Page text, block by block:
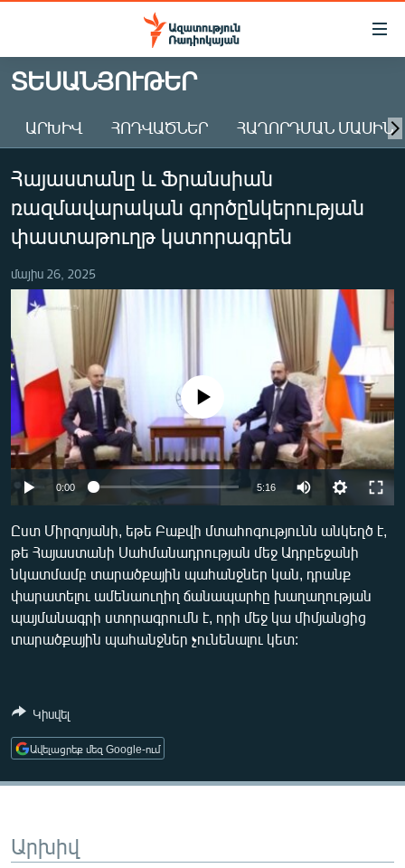
Մատչելիության
Անցնել
հիմնական
Անցնել
հիմնական
մենյուին
ԱԶԱՏՈՒԹՅՈՒՆ TV
ՀԱՅԱՍՏԱՆ
ԸՆՏՐՈՒԹՅՈՒՆՆԵՐ 2026
ԻՐԱՎՈՒՆՔ
ՏՆՏԵՍՈՒԹՅՈՒՆ
ՂԱՐԱԲԱՂ
ՊԱՏԵՐԱԶՄԻ 6 ՇԱԲԱԹՆԵՐԸ
ՏԱՐԱԾԱՇՐՋԱՆ
ՄԻՋԱԶԳԱՅԻՆ
ՄՇԱԿՈՒՅԹ
ՍՊՈՐՏ
ՏՏ ԵՒ ԻՆՏԵՐՆԵՏ
ԿՈՐՈՆԱՎԻՐՈՒՍ
ԱՐԽԻՎ
ՏԵՍԱՆՅՈՒԹԵՐ
ՁԳՏԵԼՈՎ ԼԱՎԱԳՈՒՅՆԻՆ
ՓՈԴՔԱՍԹ
Русский
ՏԵՍԱՆՅՈՒԹԵՐ
ԱՐԽԻՎ ՀՈԴՎԱԾՆԵՐ ՀԱՂՈՐԴՄԱՆ ՄԱՍԻՆ
Հայաստանը և Ֆրանսիան
ռազմավարական գործընկերության
փաստաթուղթ կստորագրեն
մայիս 26, 2025
Auto 240p 360p 480p
720p 1080p
No media source currently available
0:00 5:16
360p
480p
720p
Ըստ Միրզոյանի, եթե Բաքվի մտահոգությունն անկեղծ է,
թե Հայաստանի Սահմանադրության մեջ Ադրբեջանի
նկատմամբ տարածքային պահանջներ կան, դրանք
փարատելու ամենաուղիղ ճանապարհը խաղաղության
պայմանագրի ստորագրումն է, որի մեջ կա միմյանցից
տարածքային պահանջներ չունենալու կետ:
Կիսվել
Ավելացրեք մեզ Google-ում
Արխիվ